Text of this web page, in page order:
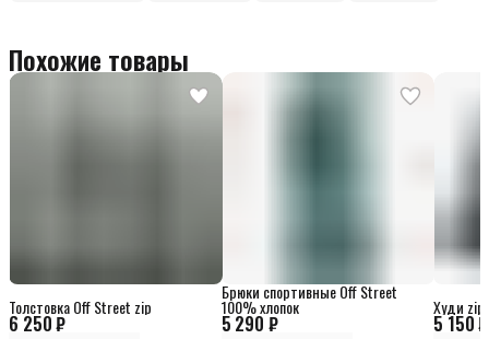
Похожие товары
6 250 ₽
Толстовка Off Street zip
5 290 ₽
Брюки спортивные Off Street
100% хлопок
5 150 ₽
Худи